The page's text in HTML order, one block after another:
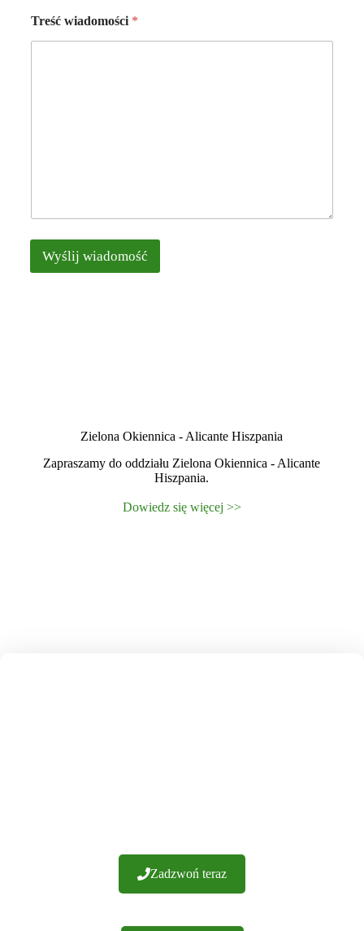
l
*
Treść wiadomości *
Wyślij wiadomość
Zielona Okiennica - Alicante Hiszpania
Zapraszamy do oddziału Zielona Okiennica - Alicante
Hiszpania.
Dowiedz się więcej >>
Zadzwoń teraz